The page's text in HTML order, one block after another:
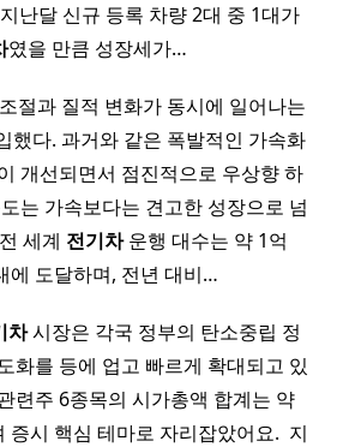
난달 신규 등록 차량 2대 중 1대가
였을 만큼 성장세가…
절과 질적 변화가 동시에 일어나는
했다. 과거와 같은 폭발적인 가속화
개선되면서 점진적으로 우상향 하
는 가속보다는 견고한 성장으로 넘
세계 전기차운행 대수는 약 1억
에 도달하며, 전년 대비…
차시장은 각국 정부의 탄소중립 정
화를 등에 업고 빠르게 확대되고 있
련주 6종목의 시가총액 합계는 약
증시 핵심 테마로 자리잡았어요. ​ 지